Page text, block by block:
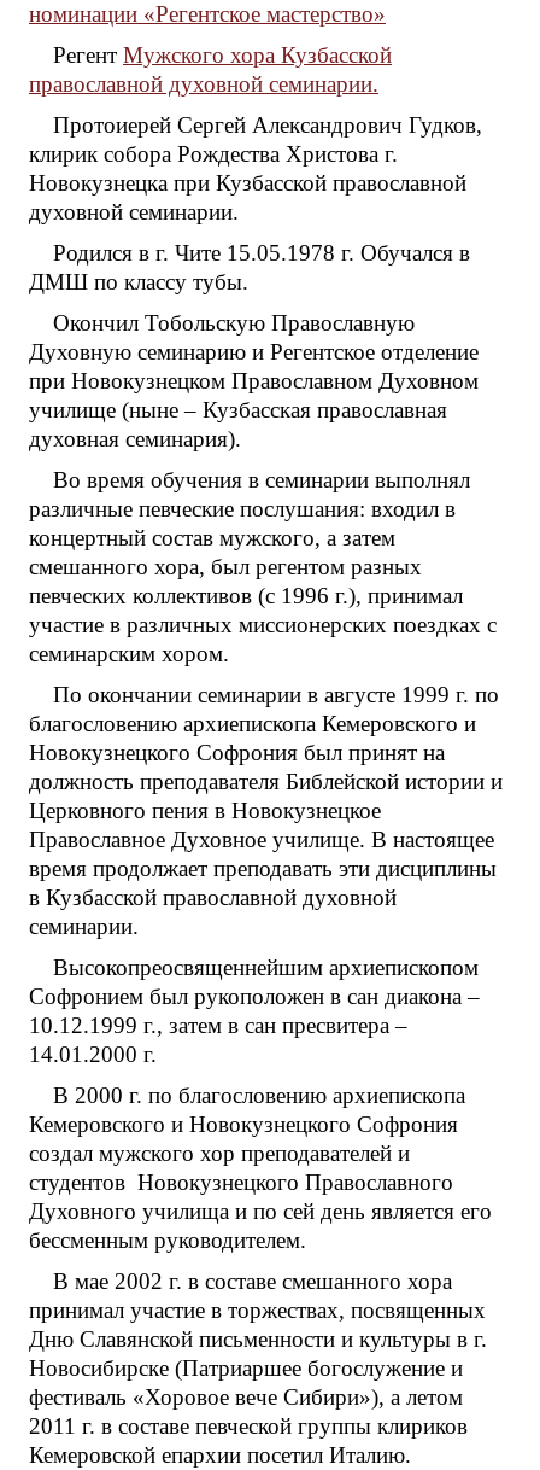
номинации «Регентское мастерство»
Регент Мужского хора Кузбасской
православной духовной семинарии.
Протоиерей Сергей Александрович Гудков,
клирик собора Рождества Христова г.
Новокузнецка при Кузбасской православной
духовной семинарии.
Родился в г. Чите 15.05.1978 г. Обучался в
ДМШ по классу тубы.
Окончил Тобольскую Православную
Духовную семинарию и Регентское отделение
при Новокузнецком Православном Духовном
училище (ныне – Кузбасская православная
духовная семинария).
Во время обучения в семинарии выполнял
различные певческие послушания: входил в
концертный состав мужского, а затем
смешанного хора, был регентом разных
певческих коллективов (с 1996 г.), принимал
участие в различных миссионерских поездках с
семинарским хором.
По окончании семинарии в августе 1999 г. по
благословению архиепископа Кемеровского и
Новокузнецкого Софрония был принят на
должность преподавателя Библейской истории и
Церковного пения в Новокузнецкое
Православное Духовное училище. В настоящее
время продолжает преподавать эти дисциплины
в Кузбасской православной духовной
семинарии.
Высокопреосвященнейшим архиепископом
Софронием был рукоположен в сан диакона –
10.12.1999 г., затем в сан пресвитера –
14.01.2000 г.
В 2000 г. по благословению архиепископа
Кемеровского и Новокузнецкого Софрония
создал мужского хор преподавателей и
студентов Новокузнецкого Православного
Духовного училища и по сей день является его
бессменным руководителем.
В мае 2002 г. в составе смешанного хора
принимал участие в торжествах, посвященных
Дню Славянской письменности и культуры в г.
Новосибирске (Патриаршее богослужение и
фестиваль «Хоровое вече Сибири»), а летом
2011 г. в составе певческой группы клириков
Кемеровской епархии посетил Италию.